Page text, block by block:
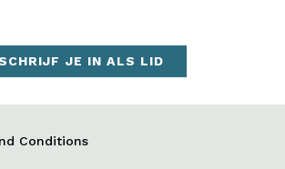
JE IN ALS LID
Conditions